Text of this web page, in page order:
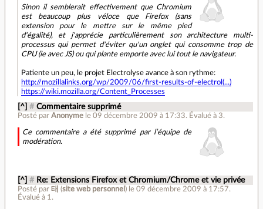
Sinon il semblerait effectivement que Chromium
est beaucoup plus véloce que Firefox (sans
extension pour le mettre sur le même pied
d'égalité), et j'apprécie particulièrement son architecture multi-
processus qui permet d'éviter qu'un onglet qui consomme trop de
CPU (ie avec JS) ou qui plante emporte avec lui tout le navigateur.
Patiente un peu, le projet Electrolyse avance à son rythme:
http://mozillalinks.org/wp/2009/06/first-results-of-electrol(...)
https://wiki.mozilla.org/Content_Processes
[^] # Commentaire supprimé
Posté par Anonyme le 09 décembre 2009 à 17:33. Évalué à 3.
Ce commentaire a été supprimé par l’équipe de
modération.
[^] # Re: Extensions Firefox et Chromium/Chrome et vie privée
Posté par 태 (site web personnel ) le 09 décembre 2009 à 17:57.
Évalué à 1 .